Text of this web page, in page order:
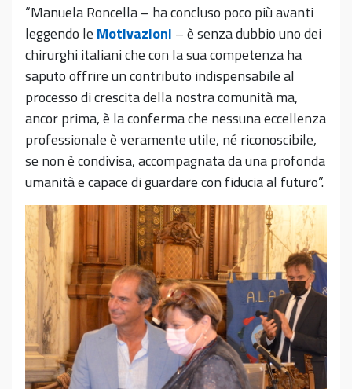
“Manuela Roncella – ha concluso poco più avanti
leggendo le Motivazioni – è senza dubbio uno dei
chirurghi italiani che con la sua competenza ha
saputo offrire un contributo indispensabile al
processo di crescita della nostra comunità ma,
ancor prima, è la conferma che nessuna eccellenza
professionale è veramente utile, né riconoscibile,
se non è condivisa, accompagnata da una profonda
umanità e capace di guardare con fiducia al futuro”.